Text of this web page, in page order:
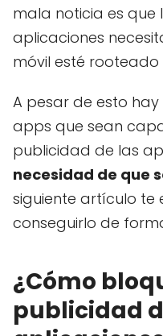
mala noticia es
aplicaciones
móvil esté
A pesar de esto
apps que sean
publicidad de las
necesidad de que
siguiente artículo te
conseguirlo de
¿Cómo
publicidad